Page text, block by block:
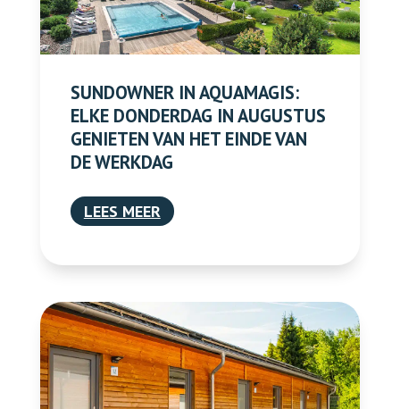
SUNDOWNER IN AQUAMAGIS:
ELKE DONDERDAG IN AUGUSTUS
GENIETEN VAN HET EINDE VAN
DE WERKDAG
LEES MEER